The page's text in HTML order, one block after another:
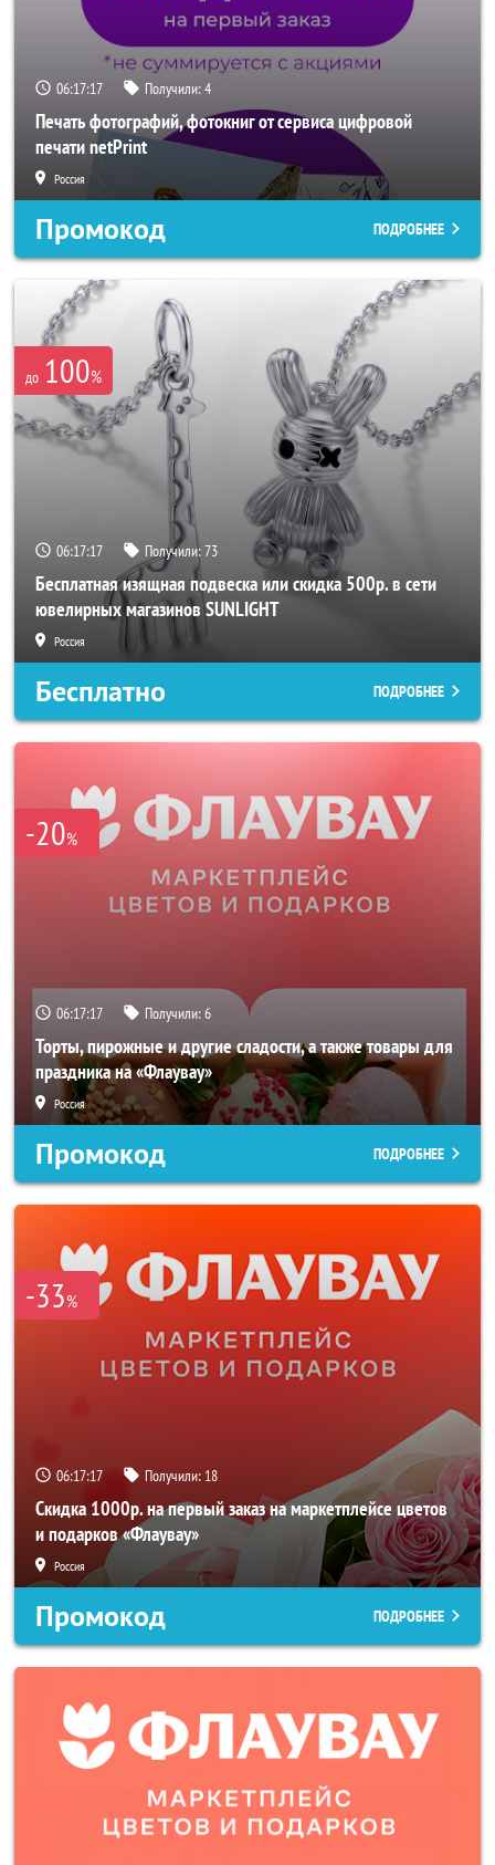
06:17:15 Получили:4
Печать фотографий, фотокниг от сервиса цифровой
печати netPrint
Россия
Промокод ПОДРОБНЕЕ
до 100%
06:17:15 Получили:73
Бесплатная изящная подвеска или скидка 500р. в сети
ювелирных магазинов SUNLIGHT
Россия
Бесплатно ПОДРОБНЕЕ
-20%
06:17:15 Получили:6
Торты, пирожные и другие сладости, а также товары для
праздника на «Флаувау»
Россия
Промокод ПОДРОБНЕЕ
-33%
06:17:15 Получили: 18
Скидка 1000р. на первый заказ на маркетплейсе цветов
и подарков «Флаувау»
Россия
Промокод ПОДРОБНЕЕ